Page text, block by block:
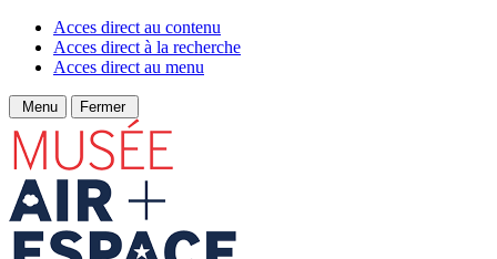
Acces direct au contenu
Acces direct à la recherche
Acces direct au menu
Menu Fermer